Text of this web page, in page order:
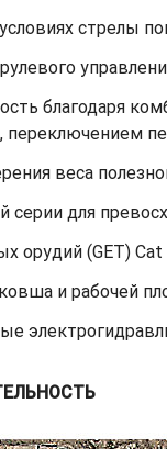
стрелы
благодаря
переключением
веса
серии для
орудий (GET)
и рабочей